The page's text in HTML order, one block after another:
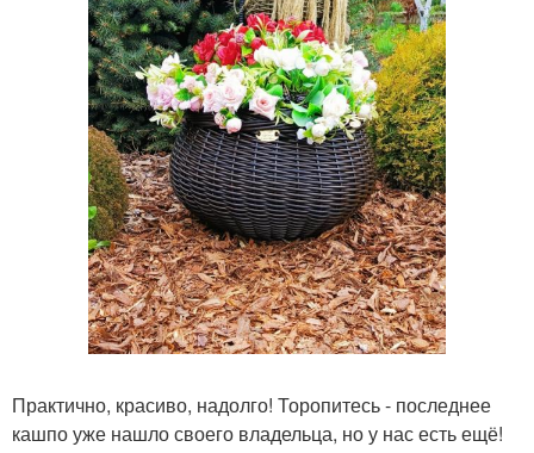
Практично, красиво, надолго! Торопитесь - последнее
кашпо уже нашло своего владельца, но у нас есть ещё!